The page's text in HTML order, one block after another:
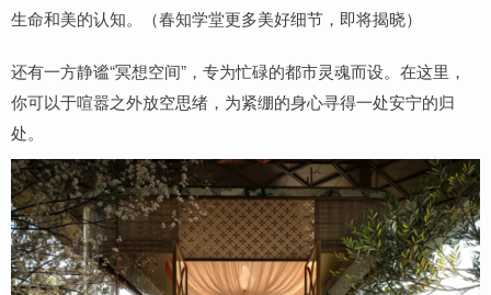
生命和美的认知。（春知学堂更多美好细节，即将揭晓）
还有一方静谧“冥想空间”，专为忙碌的都市灵魂而设。在这里，
你可以于喧嚣之外放空思绪，为紧绷的身心寻得一处安宁的归
处。